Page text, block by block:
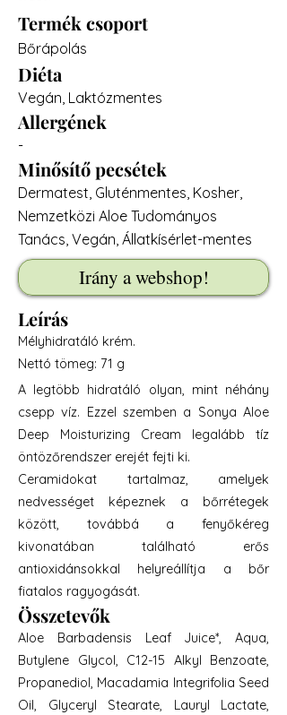
Termék csoport
Bőrápolás
Diéta
Vegán, Laktózmentes
Allergének
-
Minősítő pecsétek
Dermatest, Gluténmentes, Kosher,
Nemzetközi Aloe Tudományos
Tanács, Vegán, Állatkísérlet-mentes
Irány a webshop!
Leírás
Mélyhidratáló krém.
Nettó tömeg: 71 g
A legtöbb hidratáló olyan, mint néhány
csepp víz. Ezzel szemben a Sonya Aloe
Deep Moisturizing Cream legalább tíz
öntözőrendszer erejét fejti ki.
Ceramidokat tartalmaz, amelyek
nedvességet képeznek a bőrrétegek
között, továbbá a fenyőkéreg
kivonatában található erős
antioxidánsokkal helyreállítja a bőr
fiatalos ragyogását.
Összetevők
Aloe Barbadensis Leaf Juice*, Aqua,
Butylene Glycol, C12-15 Alkyl Benzoate,
Propanediol, Macadamia Integrifolia Seed
Oil, Glyceryl Stearate, Lauryl Lactate,